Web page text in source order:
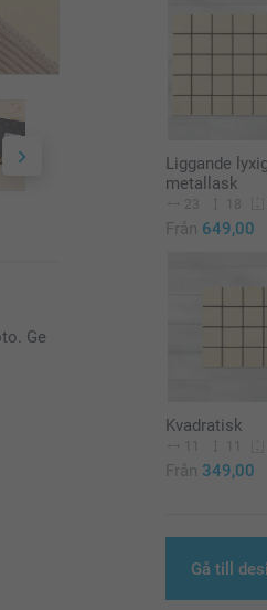
Ge
Liggande lyxig
metallask
23 18
Från 649,00
Kvadratisk
Från 349,00
Gå till